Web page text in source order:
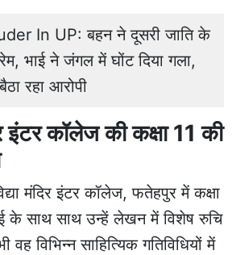
In UP: बहन ने दूसरी जाति के
भाई ने जंगल में घोंट दिया गला,
रहा आरोपी
इंटर कॉलेज की कक्षा 11 की
मंदिर इंटर कॉलेज, फतेहपुर में कक्षा
के साथ साथ उन्हें लेखन में विशेष रुचि
वह विभिन्न साहित्यिक गतिविधियों में